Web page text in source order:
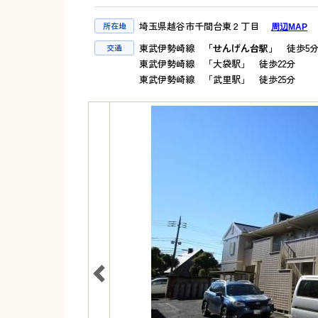
所在地 埼玉県越谷市千間台東２丁目 周辺MAP
交通 東武伊勢崎線 「せんげん台駅」
徒歩5分
東武伊勢崎線 「大袋駅」 徒歩22分
東武伊勢崎線 「武里駅」 徒歩25分